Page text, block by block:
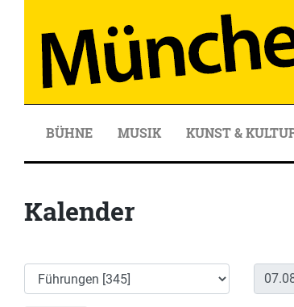
BÜHNE MUSIK KUNST &
Kalender